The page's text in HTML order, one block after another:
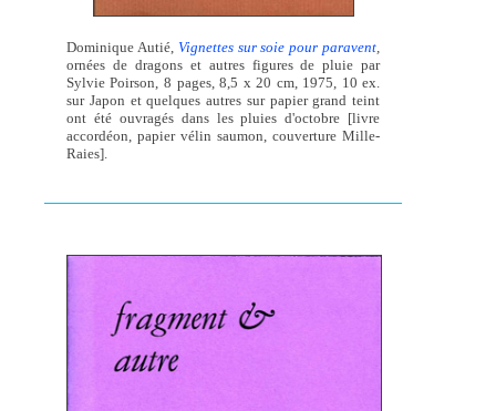
Dominique Autié, Vignettes sur soie pour paravent
ornées de dragons et autres figures de pluie par
Sylvie Poirson, 8 pages, 8,5 x 20 cm, 1975, 10 ex.
sur Japon et quelques autres sur papier grand teint
ont été ouvragés dans les pluies d'octobre [livre
accordéon, papier vélin saumon, couverture Mille-
Raies].